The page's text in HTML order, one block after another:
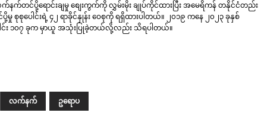
တင်ပို့ရောင်းချမှု စျေးကွက်ကို လွှမ်းမိုး ချုပ်ကိုင်ထားပြီး အမေရိကန် တနိုင်ငံတည်း
ပေါင်းရဲ့ ၄၂ ရာခိုင်နှုန်း ဝေစုကို ရရှိထားပါတယ်။ ၂၀၁၉ ကနေ ၂၀၂၃ ခုနှစ်
း ၁၀၇ ခုက မှာယူ အသုံးပြုခဲ့တယ်လို့လည်း သိရပါတယ်။
လက်နက် ဥရောပ